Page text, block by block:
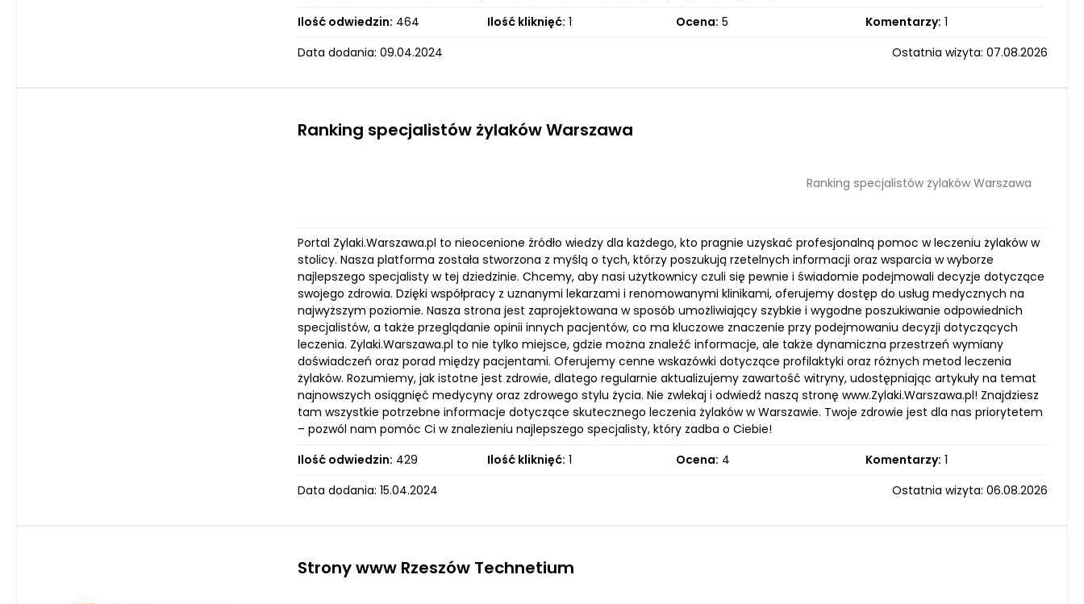
Ilość odwiedzin: 464 Ilość kliknięć: 1 Ocena: 5 Komentarzy: 1
Data dodania: 09.04.2024
Ostatnia wizyta: 07.08.2026
Ranking specjalistów żylaków Warszawa
Ranking specjalistów żylaków Warszawa
Portal Zylaki.Warszawa.pl to nieocenione źródło wiedzy dla każdego, kto pragnie uzyskać profesjonalną pomoc w leczeniu żylaków w
stolicy. Nasza platforma została stworzona z myślą o tych, którzy poszukują rzetelnych informacji oraz wsparcia w wyborze
najlepszego specjalisty w tej dziedzinie. Chcemy, aby nasi użytkownicy czuli się pewnie i świadomie podejmowali decyzje dotyczące
swojego zdrowia. Dzięki współpracy z uznanymi lekarzami i renomowanymi klinikami, oferujemy dostęp do usług medycznych na
najwyższym poziomie. Nasza strona jest zaprojektowana w sposób umożliwiający szybkie i wygodne poszukiwanie odpowiednich
specjalistów, a także przeglądanie opinii innych pacjentów, co ma kluczowe znaczenie przy podejmowaniu decyzji dotyczących
leczenia. Zylaki.Warszawa.pl to nie tylko miejsce, gdzie można znaleźć informacje, ale także dynamiczna przestrzeń wymiany
doświadczeń oraz porad między pacjentami. Oferujemy cenne wskazówki dotyczące profilaktyki oraz różnych metod leczenia
żylaków. Rozumiemy, jak istotne jest zdrowie, dlatego regularnie aktualizujemy zawartość witryny, udostępniając artykuły na temat
najnowszych osiągnięć medycyny oraz zdrowego stylu życia. Nie zwlekaj i odwiedź naszą stronę www.Zylaki.Warszawa.pl! Znajdziesz
tam wszystkie potrzebne informacje dotyczące skutecznego leczenia żylaków w Warszawie. Twoje zdrowie jest dla nas priorytetem
– pozwól nam pomóc Ci w znalezieniu najlepszego specjalisty, który zadba o Ciebie!
Ilość odwiedzin: 429 Ilość kliknięć: 1 Ocena: 4 Komentarzy: 1
Data dodania: 15.04.2024
Ostatnia wizyta: 06.08.2026
Strony www Rzeszów Technetium